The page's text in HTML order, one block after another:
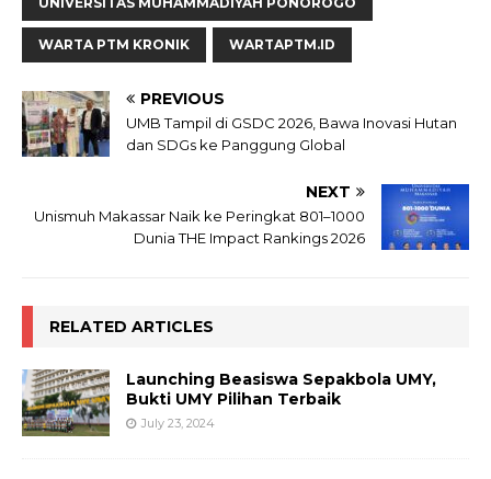
WARTA PTM KRONIK WARTAPTM.ID
PREVIOUS
UMB Tampil di GSDC 2026, Bawa Inovasi Hutan
dan SDGs ke Panggung Global
NEXT
Unismuh Makassar Naik ke Peringkat 801–1000
Dunia THE Impact Rankings 2026
RELATED ARTICLES
Launching Beasiswa Sepakbola UMY,
Bukti UMY Pilihan Terbaik
July 23, 2024